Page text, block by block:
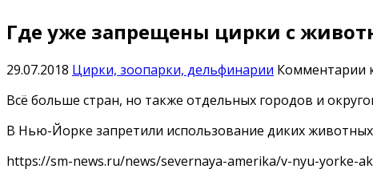
Где уже запрещены цирки с
29.07.2018 Цирки, зоопарки, дельфинарии Комментарии
Всё больше стран, но также отдельных городов и
В Нью-Йорке запретили использование диких
https://sm-news.ru/news/severnaya-amerika/v-nyu-yorke-